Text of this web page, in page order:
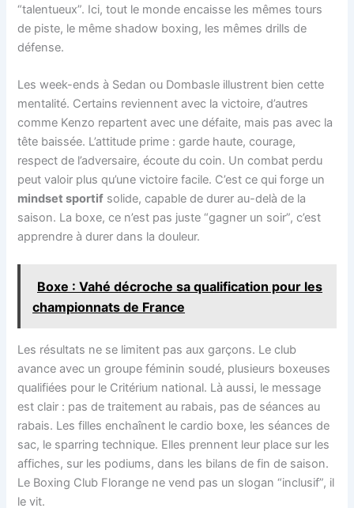
“talentueux”. Ici, tout le monde encaisse les mêmes tours
de piste, le même shadow boxing, les mêmes drills de
défense.
Les week-ends à Sedan ou Dombasle illustrent bien cette
mentalité. Certains reviennent avec la victoire, d’autres
comme Kenzo repartent avec une défaite, mais pas avec la
tête baissée. L’attitude prime : garde haute, courage,
respect de l’adversaire, écoute du coin. Un combat perdu
peut valoir plus qu’une victoire facile. C’est ce qui forge un
mindset sportif solide, capable de durer au-delà de la
saison. La boxe, ce n’est pas juste “gagner un soir”, c’est
apprendre à durer dans la douleur.
Boxe : Vahé décroche sa qualification pour les
championnats de France
Les résultats ne se limitent pas aux garçons. Le club
avance avec un groupe féminin soudé, plusieurs boxeuses
qualifiées pour le Critérium national. Là aussi, le message
est clair : pas de traitement au rabais, pas de séances au
rabais. Les filles enchaînent le cardio boxe, les séances de
sac, le sparring technique. Elles prennent leur place sur les
affiches, sur les podiums, dans les bilans de fin de saison.
Le Boxing Club Florange ne vend pas un slogan “inclusif”, il
le vit.